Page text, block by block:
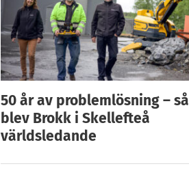
50 år av problemlösning – så
blev Brokk i Skellefteå
världsledande